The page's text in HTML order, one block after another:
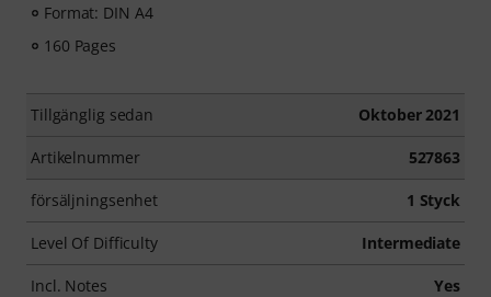
Format: DIN A4
160 Pages
Tillgänglig sedan Oktober 2021
Artikelnummer 527863
försäljningsenhet 1 Styck
Level Of Difficulty Intermediate
Incl. Notes Yes